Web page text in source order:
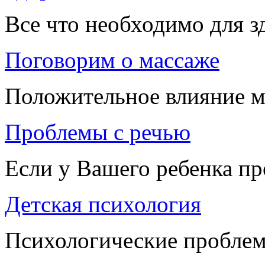
Все что необходимо для
Поговорим о массаже
Положительное влияние
Проблемы с речью
Если у Вашего ребенка
Детская психология
Психологические